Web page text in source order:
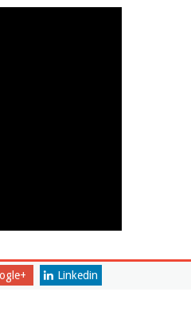
Linkedin